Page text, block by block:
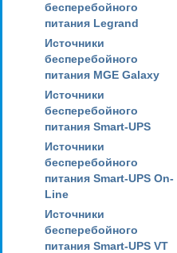
бесперебойного
питания Legrand
Источники
бесперебойного
питания MGE Galaxy
Источники
бесперебойного
питания Smart-UPS
Источники
бесперебойного
питания Smart-UPS On-
Line
Источники
бесперебойного
питания Smart-UPS VT